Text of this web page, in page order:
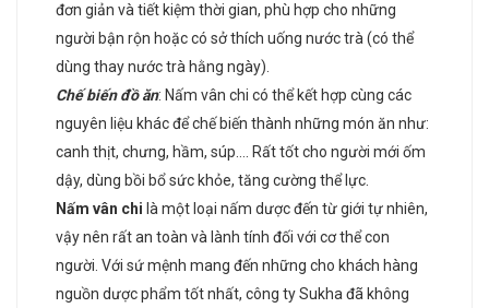
đơn giản và tiết kiệm thời gian, phù hợp cho những
người bận rộn hoặc có sở thích uống nước trà (có thể
dùng thay nước trà hằng ngày).
Chế biến đồ ăn: Nấm vân chi có thể kết hợp cùng các
nguyên liệu khác để chế biến thành những món ăn như:
canh thịt, chưng, hầm, súp…. Rất tốt cho người mới ốm
dậy, dùng bồi bổ sức khỏe, tăng cường thể lực.
Nấm vân chi là một loại nấm dược đến từ giới tự nhiên,
vậy nên rất an toàn và lành tính đối với cơ thể con
người. Với sứ mệnh mang đến những cho khách hàng
nguồn dược phẩm tốt nhất, công ty Sukha đã không